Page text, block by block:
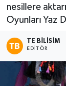
nesillere
Oyunları Yaz
TE BILISIM
EDITÖR